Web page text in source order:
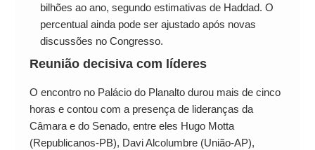
bilhões ao ano, segundo estimativas de Haddad. O
percentual ainda pode ser ajustado após novas
discussões no Congresso.
Reunião decisiva com líderes
O encontro no Palácio do Planalto durou mais de cinco
horas e contou com a presença de lideranças da
Câmara e do Senado, entre eles Hugo Motta
(Republicanos-PB), Davi Alcolumbre (União-AP),